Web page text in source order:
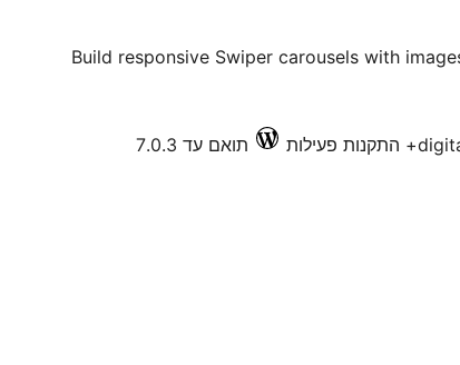
Build responsive Swiper carousels with
תואם עד 7.0.3